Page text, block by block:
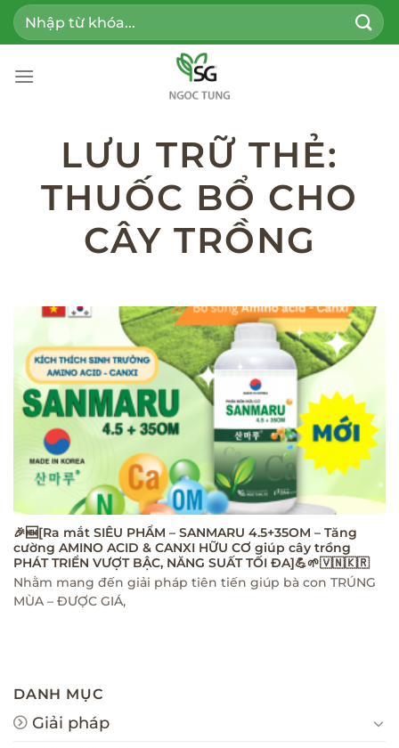
Bỏ
qua
dung
Tìm
kiếm:
LƯU TRỮ THẺ:
THUỐC BỔ CHO
CÂY TRỒNG
🎉🆕[Ra mắt SIÊU PHẨM – SANMARU 4.5+35OM – Tăng
cường AMINO ACID & CANXI HỮU CƠ giúp cây trồng
PHÁT TRIỂN VƯỢT BẬC, NĂNG SUẤT TỐI ĐA]💪🌱🇻🇳🇰🇷
Nhằm mang đến giải pháp tiên tiến giúp bà con TRÚNG
MÙA – ĐƯỢC GIÁ,
DANH MỤC
Giải pháp